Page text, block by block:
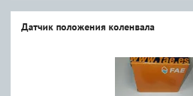
Датчик положения коленвала